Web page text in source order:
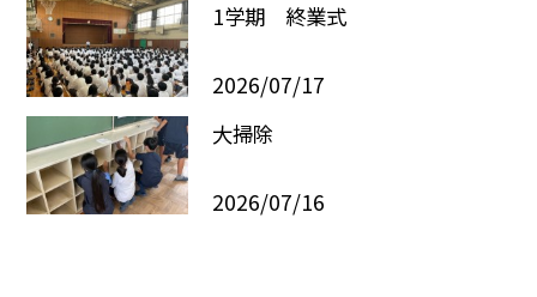
1学期 終業式
2026/07/17
大掃除
2026/07/16